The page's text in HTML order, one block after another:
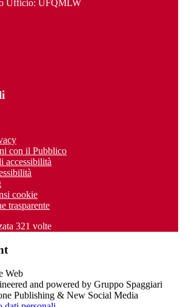
Ufficio: UFQMLW
con il Pubblico
accessibilità
cookie
trasparente
321 volte
and powered by Gruppo Spaggiari
Publishing & New Social Media